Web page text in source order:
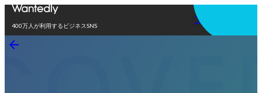
400万人が利用するビジネスSNS
アプリを使う